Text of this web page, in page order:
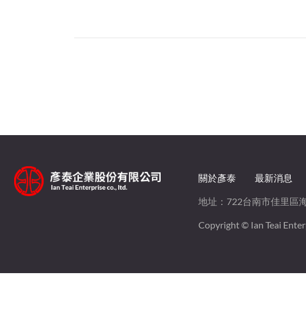
關於彥泰 最新消息
地址： 722台南市佳里區
Copyright © Ian Teai